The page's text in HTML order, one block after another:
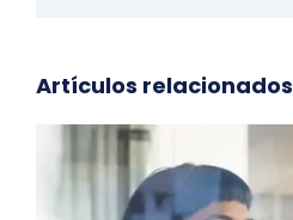
Artículos relacionados